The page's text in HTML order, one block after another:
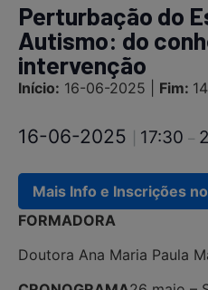
Perturbação do
Autismo: do
intervenção
Início: 16-06-2025 | Fim:
16-06-2025 17:30 –
Mais Info e Inscrições
FORMADORA
Doutora Ana Maria Paula